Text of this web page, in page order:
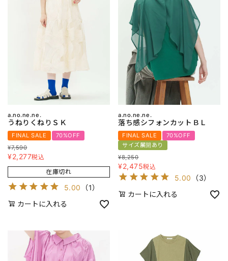
a.no.ne.ne.
うねりくねりＳＫ
FINAL SALE
70%OFF
¥7,590
¥2,277税込
在庫切れ
5.00 （1）
カートに入れる
a.no.ne.ne.
落ち感シフォンカットＢＬ
FINAL SALE
70%OFF
サイズ展開あり
¥8,250
¥2,475税込
5.00 （3）
カートに入れる